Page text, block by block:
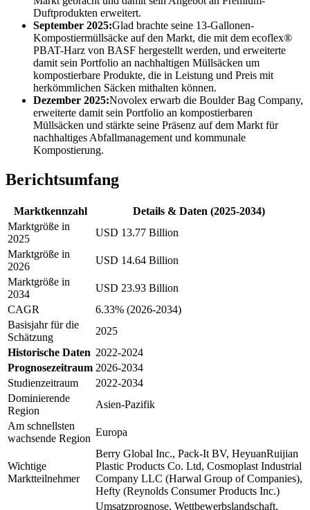
Duftprodukten erweitert.
September 2025:Glad brachte seine 13-Gallonen-
Kompostiermüllsäcke auf den Markt, die mit dem ecoflex®
PBAT-Harz von BASF hergestellt werden, und erweiterte
damit sein Portfolio an nachhaltigen Müllsäcken um
kompostierbare Produkte, die in Leistung und Preis mit
herkömmlichen Säcken mithalten können.
Dezember 2025:Novolex erwarb die Boulder Bag Company,
erweiterte damit sein Portfolio an kompostierbaren
Müllsäcken und stärkte seine Präsenz auf dem Markt für
nachhaltiges Abfallmanagement und kommunale
Kompostierung.
Berichtsumfang
Marktkennzahl
Details & Daten (2025-2034)
Marktgröße in
2025
USD 13.77 Billion
Marktgröße in
2026
USD 14.64 Billion
Marktgröße in
2034
USD 23.93 Billion
CAGR
6.33% (2026-2034)
Basisjahr für die
Schätzung
2025
Historische Daten 2022-2024
Prognosezeitraum 2026-2034
Studienzeitraum
2022-2034
Dominierende
Region
Asien-Pazifik
Am schnellsten
wachsende Region
Europa
Wichtige
Marktteilnehmer
Berry Global Inc., Pack-It BV, HeyuanRuijian
Plastic Products Co. Ltd, Cosmoplast Industrial
Company LLC (Harwal Group of Companies),
Hefty (Reynolds Consumer Products Inc.)
Umsatzprognose, Wettbewerbslandschaft,